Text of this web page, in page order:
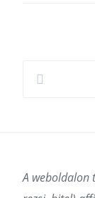
A weboldalon